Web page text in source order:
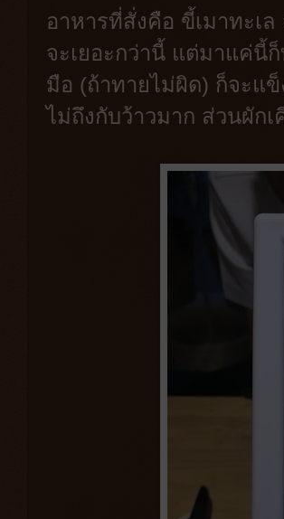
อาหารที่สั่งคือ ขี้เมาทะเ
จะเยอะกว่านี้ แต่มาแค่นี้
มือ (ถ้าทายไม่ผิด) ก็จะแ
ไม่ถึงกับว้าวมาก ส่วนผัก